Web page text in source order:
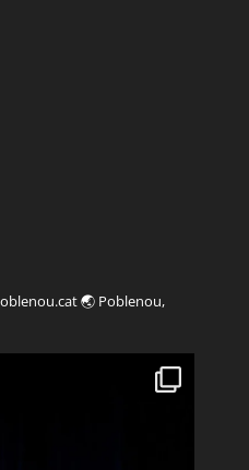
🌏 Poblenou,